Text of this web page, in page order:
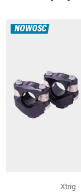
NOWOŚĆ
Xtrig